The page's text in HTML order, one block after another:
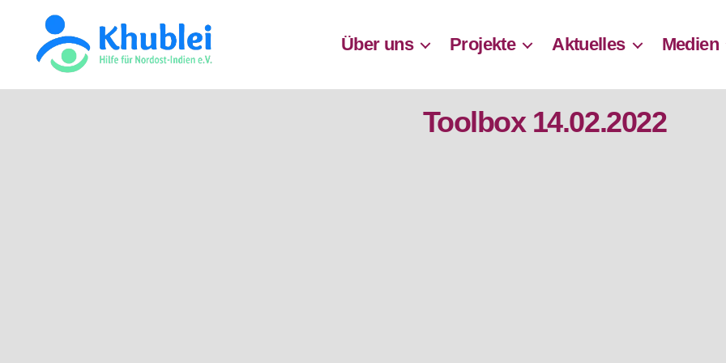
Khublei
Über uns Projekte Aktuelles Medien
Toolbox 14.02.2022